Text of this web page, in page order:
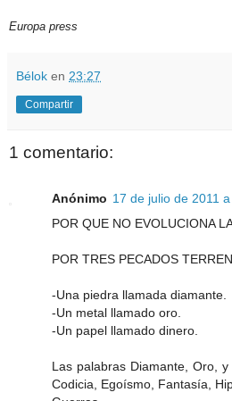
Europa press
Bélok en 23:27
Compartir
1 comentario:
Anónimo 17 de julio de 2011
POR QUE NO EVOLUCIONA
POR TRES PECADOS
-Una piedra llamada diamante.
-Un metal llamado oro.
-Un papel llamado dinero.
Las palabras Diamante, Oro, y
Codicia, Egoísmo, Fantasía,